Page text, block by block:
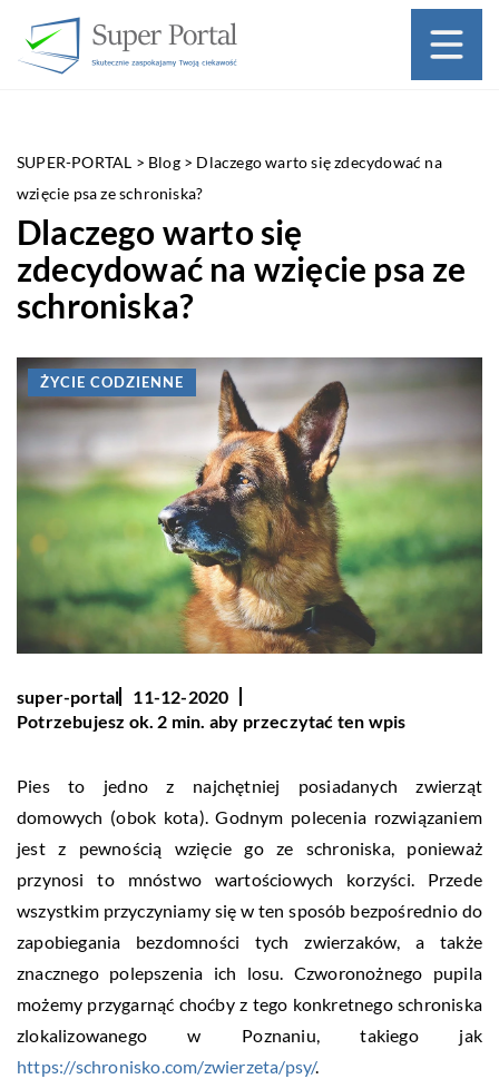
SUPER-PORTAL > Blog> Dlaczego warto się zdecydować na
wzięcie psa ze schroniska?
Dlaczego warto się
zdecydować na wzięcie psa ze
schroniska?
ŻYCIE CODZIENNE
super-portal
11-12-2020
Potrzebujesz ok. 2 min. aby przeczytać ten wpis
Pies to jedno z najchętniej posiadanych zwierząt
domowych (obok kota). Godnym polecenia rozwiązaniem
jest z pewnością wzięcie go ze schroniska, ponieważ
przynosi to mnóstwo wartościowych korzyści. Przede
wszystkim przyczyniamy się w ten sposób bezpośrednio do
zapobiegania bezdomności tych zwierzaków, a także
znacznego polepszenia ich losu. Czworonożnego pupila
możemy przygarnąć choćby z tego konkretnego schroniska
zlokalizowanego w Poznaniu, takiego jak
https://schronisko.com/zwierzeta/psy/.